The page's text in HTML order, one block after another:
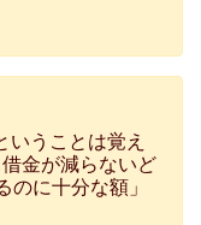
うことは覚え
金が減らないど
に十分な額」